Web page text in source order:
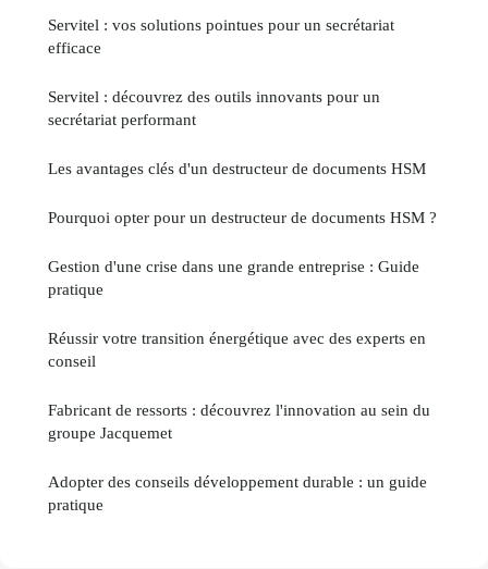
Servitel : vos solutions pointues pour un secrétariat
efficace
Servitel : découvrez des outils innovants pour un
secrétariat performant
Les avantages clés d'un destructeur de documents HSM
Pourquoi opter pour un destructeur de documents HSM ?
Gestion d'une crise dans une grande entreprise : Guide
pratique
Réussir votre transition énergétique avec des experts en
conseil
Fabricant de ressorts : découvrez l'innovation au sein du
groupe Jacquemet
Adopter des conseils développement durable : un guide
pratique